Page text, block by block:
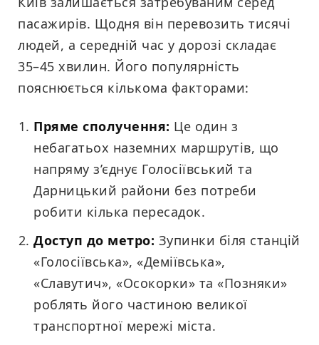
пасажирів. Щодня він перевозить тисячі
людей, а середній час у дорозі складає
35–45 хвилин. Його популярність
пояснюється кількома факторами:
Пряме сполучення: Це один з
небагатьох наземних маршрутів, що
напряму з’єднує Голосіївський та
Дарницький райони без потреби
робити кілька пересадок.
Доступ до метро: Зупинки біля станцій
«Голосіївська», «Деміївська»,
«Славутич», «Осокорки» та «Позняки»
роблять його частиною великої
транспортної мережі міста.